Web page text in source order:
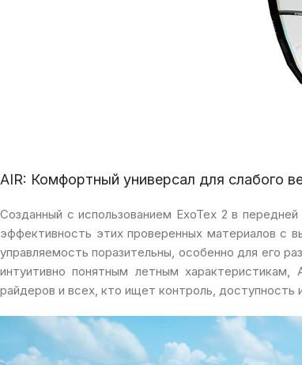
AIR: Комфортный универсал для слабого
Созданный с использованием ExoTex 2 в
эффективность этих проверенных материалов с
управляемость поразительны, особенно для его
интуитивно понятным летным
райдеров и всех, кто ищет контроль, доступность